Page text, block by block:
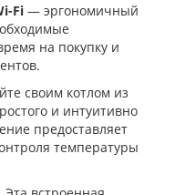
Fi — эргономичный
на покупку и
своим котлом из
и интуитивно
предоставляет
температуры